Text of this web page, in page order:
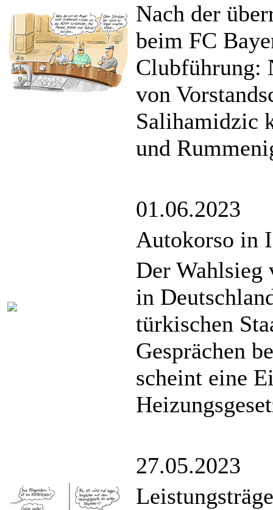
Nach der
beim FC
Clubführung:
von
Salihamidzic
und
01.06.2023
Autokorso in
Der Wahlsieg
in
türkischen
Gesprächen
scheint eine
27.05.2023